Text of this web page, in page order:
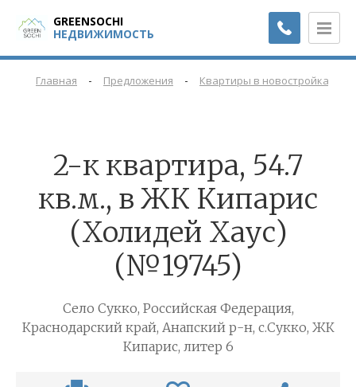
GREENSOCHI
НЕДВИЖИМОСТЬ
Главная - Предложения - Квартиры в новостройках
2-к квартира, 54.7
кв.м., в ЖК Кипарис
(Холидей Хаус)
(№19745)
Село Сукко, Российская Федерация,
Краснодарский край, Анапский р-н, с.Сукко, ЖК
Кипарис, литер 6